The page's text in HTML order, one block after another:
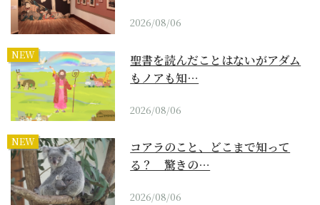
2026/08/06
NEW
聖書を読んだことはないがアダム
もノアも知…
2026/08/06
NEW
コアラのこと、どこまで知って
る？ 驚きの…
2026/08/06